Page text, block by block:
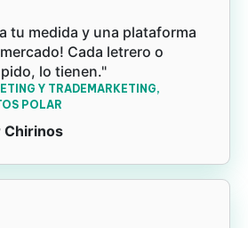
tu medida y una plataforma
Cada letrero o
lo tienen."
Y TRADEMARKETING,
POLAR
Chirinos